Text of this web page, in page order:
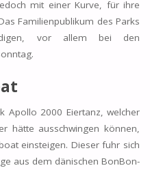
mit einer Kurve, für ihre
Familienpublikum des Parks
vor allem bei den
Apollo 2000 Eiertanz, welcher
hätte ausschwingen können,
einsteigen. Dieser fuhr sich
aus dem dänischen BonBon-